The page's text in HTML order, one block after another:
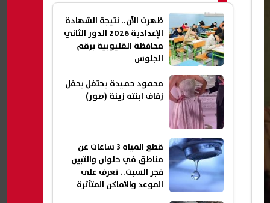
ظهرت الآن.. نتيجة الشهادة
الإعدادية 2026 الدور الثاني
محافظة القليوبية برقم
الجلوس
محمود حميدة يحتفل بحفل
زفاف ابنته زينة (صور)
قطع المياه 3 ساعات عن
مناطق في حلوان والتبين
فجر السبت.. تعرف على
الموعد والأماكن المتأثرة